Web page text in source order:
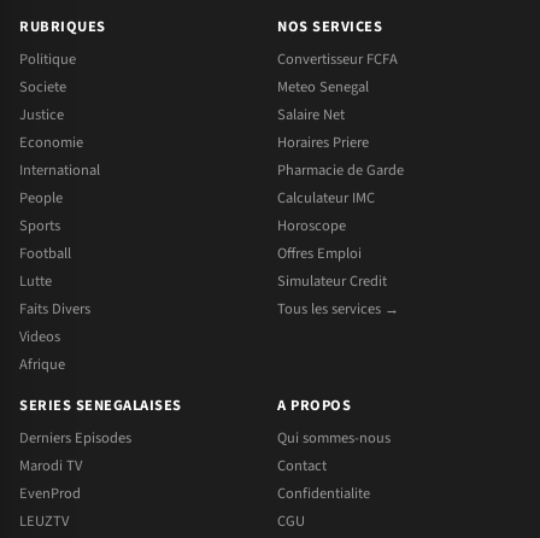
RUBRIQUES
Politique
Societe
Justice
Economie
International
People
Sports
Football
Lutte
Faits Divers
Videos
Afrique
NOS SERVICES
Convertisseur FCFA
Meteo Senegal
Salaire Net
Horaires Priere
Pharmacie de Garde
Calculateur IMC
Horoscope
Offres Emploi
Simulateur Credit
Tous les services →
SERIES SENEGALAISES
Derniers Episodes
Marodi TV
EvenProd
LEUZTV
A PROPOS
Qui sommes-nous
Contact
Confidentialite
CGU